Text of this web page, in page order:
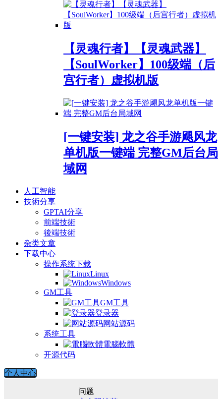
【灵魂行者】【灵魂武器】
【SoulWorker】100级端（后
宫行者）虚拟机版
[一键安装] 龙之谷手游飓风龙
单机版一键端 完整GM后台局
域网
人工智能
技術分享
GPTAI分享
前端技術
後端技術
杂类文章
下载中心
操作系统下载
Linux
Windows
GM工具
GM工具
登录器
网站源码
系统工具
電腦軟體
开源代码
个人中心
问题